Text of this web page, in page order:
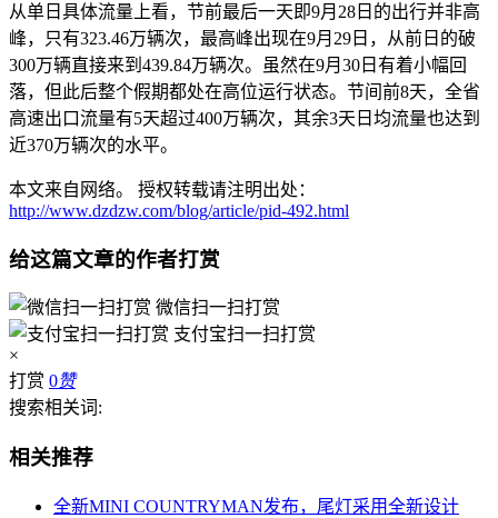
从单日具体流量上看，节前最后一天即9月28日的出行并非高
峰，只有323.46万辆次，最高峰出现在9月29日，从前日的破
300万辆直接来到439.84万辆次。虽然在9月30日有着小幅回
落，但此后整个假期都处在高位运行状态。节间前8天，全省
高速出口流量有5天超过400万辆次，其余3天日均流量也达到
近370万辆次的水平。
本文来自网络。 授权转载请注明出处：
http://www.dzdzw.com/blog/article/pid-492.html
给这篇文章的作者打赏
微信扫一扫打赏
支付宝扫一扫打赏
×
打赏 0赞
搜索相关词:
相关推荐
全新MINI COUNTRYMAN发布，尾灯采用全新设计